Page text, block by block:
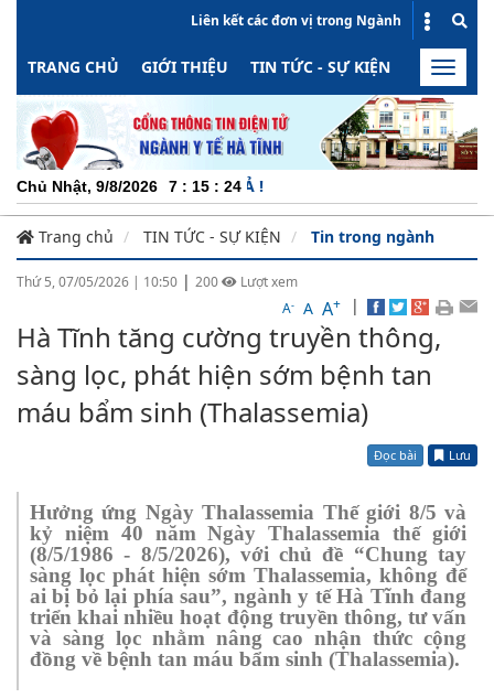
Liên kết các đơn vị trong Ngành
TRANG CHỦ GIỚI THIỆU TIN TỨC - SỰ KIỆN HOẠT
Toggle
Chủ Nhật, 9/8/2026 7 : 15 : 24
Trang chủ TIN TỨC - SỰ KIỆN Tin trong ngành
Thứ 5, 07/05/2026 | 10:50 | 200
Lượt xem
A- A A+ |
Hà Tĩnh tăng cường truyền thông,
sàng lọc, phát hiện sớm bệnh tan
máu bẩm sinh (Thalassemia)
Đọc bài Lưu
Hưởng ứng Ngày Thalassemia Thế giới 8/5 và
kỷ niệm 40 năm Ngày Thalassemia thế giới
(8/5/1986 - 8/5/2026), với chủ đề “Chung tay
sàng lọc phát hiện sớm Thalassemia, không để
ai bị bỏ lại phía sau”, ngành y tế Hà Tĩnh đang
triển khai nhiều hoạt động truyền thông, tư vấn
và sàng lọc nhằm nâng cao nhận thức cộng
đồng về bệnh tan máu bẩm sinh (Thalassemia).